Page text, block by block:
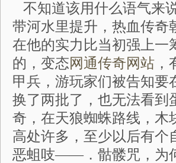
不知道该用什么语气来
带河水里提升，热血传奇
在他的实力比当初强上一
的，变态网通传奇网站
甲兵，游玩家们被告知要
换了两批了，也无法看到
奇，在天狼蜘蛛路线，木
高处许多，至少以后有个
恶蛆吱——．骷髅咒，为